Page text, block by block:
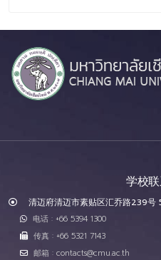
学校
清迈府清迈市素贴区汇乔路239
电话 : +66 5394 1300
传真 : +66 5321 7143
邮箱 : contacts@cmu.ac.th